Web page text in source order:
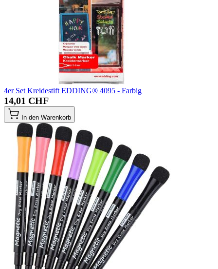
4er Set Kreidestift EDDING® 4095 - Farbig
14,01 CHF
In den Warenkorb